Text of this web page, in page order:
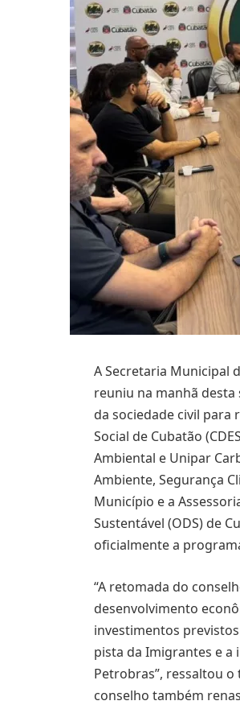
A Secretaria Municipal
reuniu na manhã
da sociedade civil para
Social de Cubatão
Ambiental e Unipar
Ambiente, Segurança
Município e a
Sustentável (ODS) de
oficialmente a
“A retomada do
desenvolvimento
investimentos
pista da Imigrantes e a
Petrobras”, ressaltou o
conselho também